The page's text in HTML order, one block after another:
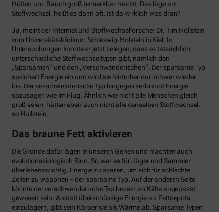
Hüften und Bauch groß bemerkbar macht. Das läge am
Stoffwechsel, heißt es dann oft. Ist da wirklich was dran?
Ja, meint der Internist und Stoffwechselforscher Dr. Tim Hollstein
vom Universitätsklinikum Schleswig-Holstein in Kiel. In
Untersuchungen konnte er jetzt belegen, dass es tatsächlich
unterschiedliche Stoffwechseltypen gibt, nämlich den
„Sparsamen“ und den „Verschwenderischen“. Der sparsame Typ
speichert Energie ein und wird sie hinterher nur schwer wieder
los. Der verschwenderische Typ hingegen verbrennt Energie
sozusagen wie im Flug. Ähnlich wie nicht alle Menschen gleich
groß seien, hätten eben auch nicht alle denselben Stoffwechsel,
so Hollstein.
Das braune Fett aktivieren
Die Gründe dafür lägen in unseren Genen und machten auch
evolutionsbiologisch Sinn. So war es für Jäger und Sammler
überlebenswichtig, Energie zu sparen, um sich für schlechte
Zeiten zu wappnen – der sparsame Typ. Auf der anderen Seite
könnte der verschwenderische Typ besser an Kälte angepasst
gewesen sein: Anstatt überschüssige Energie als Fettdepots
einzulagern, gibt sein Körper sie als Wärme ab. Sparsame Typen